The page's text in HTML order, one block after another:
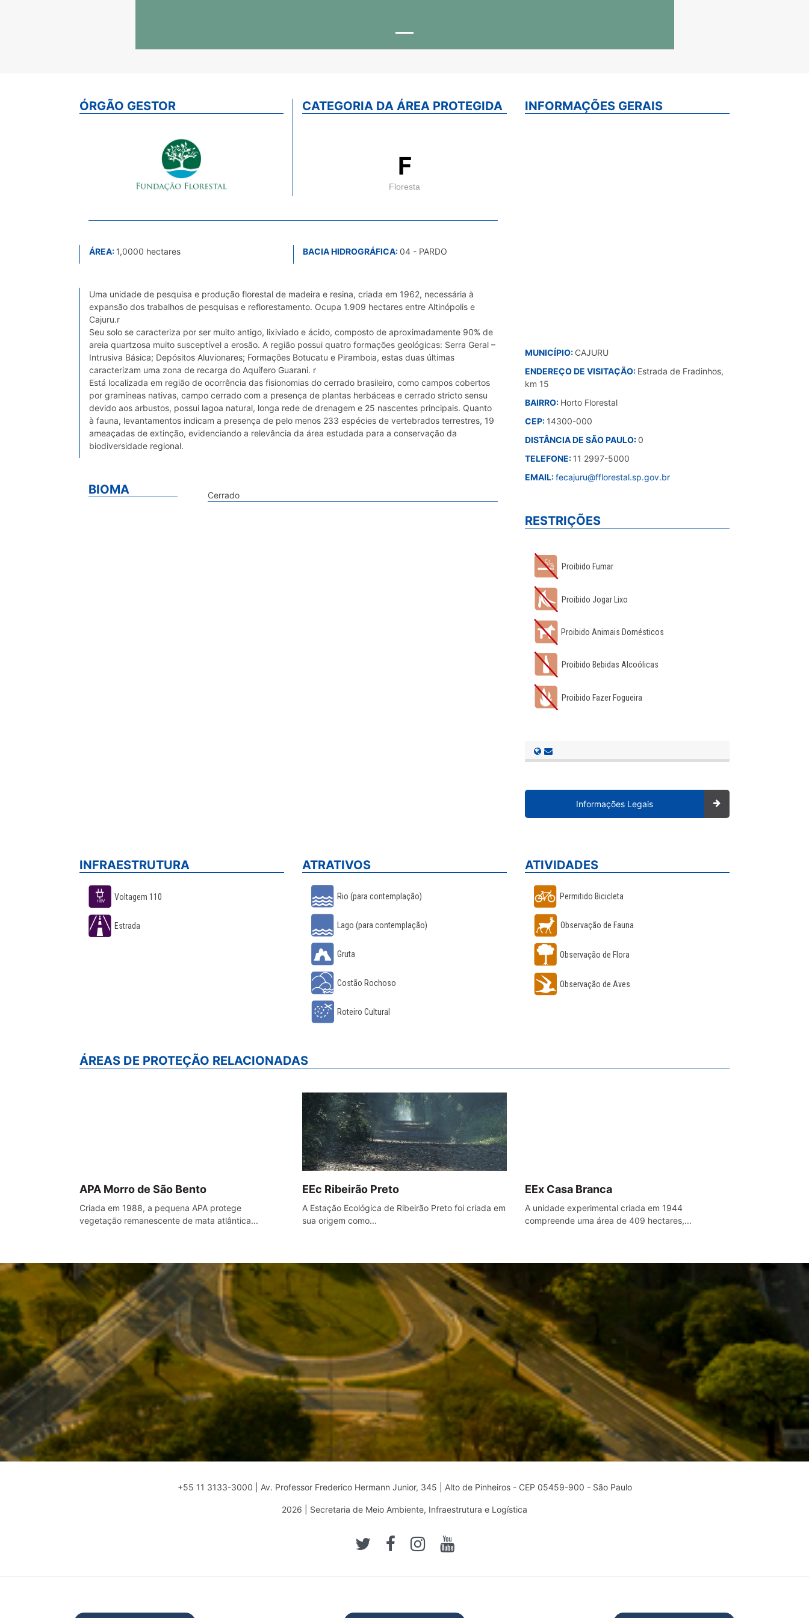
ÓRGÃO GESTOR CATEGORIA DA ÁREA PROTEGIDA
F
Floresta
ÁREA: 1,0000 hectares BACIA HIDROGRÁFICA:04 - PARDO
Uma unidade de pesquisa e produção florestal de madeira e resina, criada em 1962, necessária à
expansão dos trabalhos de pesquisas e reflorestamento. Ocupa 1.909 hectares entre Altinópolis e
Cajuru.r
Seu solo se caracteriza por ser muito antigo, lixiviado e ácido, composto de aproximadamente 90% de
areia quartzosa muito susceptível a erosão. A região possui quatro formações geológicas: Serra Geral –
Intrusiva Básica; Depósitos Aluvionares; Formações Botucatu e Piramboia, estas duas últimas
caracterizam uma zona de recarga do Aquífero Guarani. r
Está localizada em região de ocorrência das fisionomias do cerrado brasileiro, como campos cobertos
por gramíneas nativas, campo cerrado com a presença de plantas herbáceas e cerrado stricto sensu
devido aos arbustos, possui lagoa natural, longa rede de drenagem e 25 nascentes principais. Quanto
à fauna, levantamentos indicam a presença de pelo menos 233 espécies de vertebrados terrestres, 19
ameaçadas de extinção, evidenciando a relevância da área estudada para a conservação da
biodiversidade regional.
BIOMA Cerrado
INFORMAÇÕES GERAIS
MUNICÍPIO: CAJURU
ENDEREÇO DE VISITAÇÃO: Estrada de Fradinhos,
km 15
BAIRRO: Horto Florestal
CEP: 14300-000
DISTÂNCIA DE SÃO PAULO:0
TELEFONE: 11 2997-5000
EMAIL:fecajuru@fflorestal.sp.gov.br
RESTRIÇÕES
Proibido Fumar
Proibido Jogar Lixo
Proibido Animais Domésticos
Proibido Bebidas Alcoólicas
Proibido Fazer Fogueira
Informações Legais
INFRAESTRUTURA
Voltagem 110
Estrada
ATRATIVOS
Rio (para contemplação)
Lago (para contemplação)
Gruta
Costão Rochoso
Roteiro Cultural
ATIVIDADES
Permitido Bicicleta
Observação de Fauna
Observação de Flora
Observação de Aves
ÁREAS DE PROTEÇÃO RELACIONADAS
APA Morro de São Bento
Criada em 1988, a pequena APA protege
vegetação remanescente de mata atlântica...
EEc Ribeirão Preto
A Estação Ecológica de Ribeirão Preto foi criada em
sua origem como...
EEx Casa Branca
A unidade experimental criada em 1944
compreende uma área de 409 hectares,...
+55 11 3133-3000 | Av. Professor Frederico Hermann Junior, 345 | Alto de Pinheiros - CEP 05459-900 - São Paulo
2026 | Secretaria de Meio Ambiente, Infraestrutura e Logística